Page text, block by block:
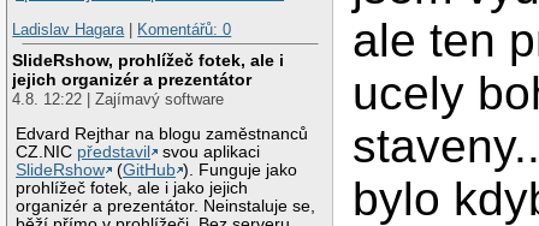
Ladislav Hagara | Komentářů: 0
SlideRshow, prohlížeč fotek, ale i
jejich organizér a prezentátor
4.8. 12:22 | Zajímavý software
Edvard Rejthar na blogu zaměstnanců
CZ.NIC představil
svou aplikaci
SlideRshow
(GitHub ). Funguje jako
prohlížeč fotek, ale i jako jejich
organizér a prezentátor. Neinstaluje se,
ale ten
ucely
bylo